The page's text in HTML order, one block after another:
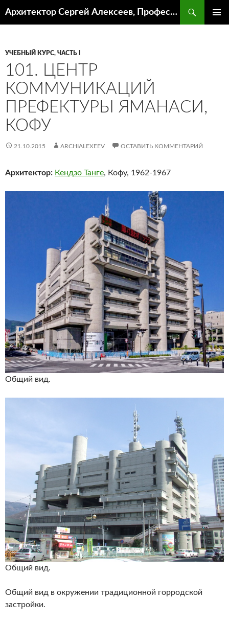
Архитектор Сергей Алексеев, Профессор кафедры ИА и АР ААИ ЮФУ
УЧЕБНЫЙ КУРС, ЧАСТЬ I
101. ЦЕНТР
КОММУНИКАЦИЙ
ПРЕФЕКТУРЫ ЯМАНАСИ,
КОФУ
21.10.2015 ARCHIALEXEEV ОСТАВИТЬ КОММЕНТАРИЙ
Архитектор: Кендзо Танге, Кофу, 1962-1967
Общий вид.
Общий вид.
Общий вид в окружении традиционной горродской
застройки.